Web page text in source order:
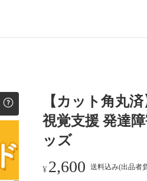
【カット角丸
視覚支援 発達
ッズ
¥ 2,600 送料込み(出品者